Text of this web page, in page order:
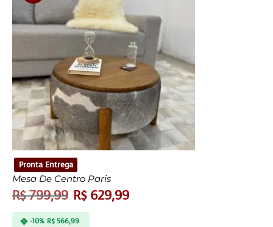
Pronta Entrega
Mesa De Centro Paris
R$799,99 R$629,99
-10% R$566,99